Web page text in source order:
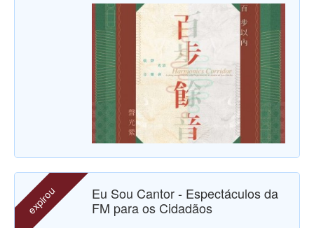
expirou
Eu Sou Cantor - Espectáculos da
FM para os Cidadãos